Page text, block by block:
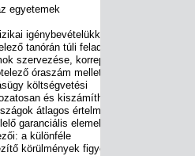
egyetemek
igénybevételükkel.
tanórán túli feladatok
szervezése, korrepetálás,
óraszám mellett
költségvetési
és kiszámítható
átlagos értelmiségi
garanciális elemeket. A
a különféle
körülmények figyelembe